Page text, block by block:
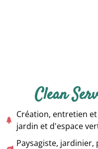
Clean
Création, entretien
jardin et d'espace
Paysagiste,